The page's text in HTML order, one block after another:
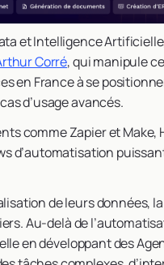
et Intelligence
Corré, qui manipule
en France à se
d’usage avancés.
comme Zapier et Make,
d’automatisation
de leurs données,
Au-delà de
en développant des